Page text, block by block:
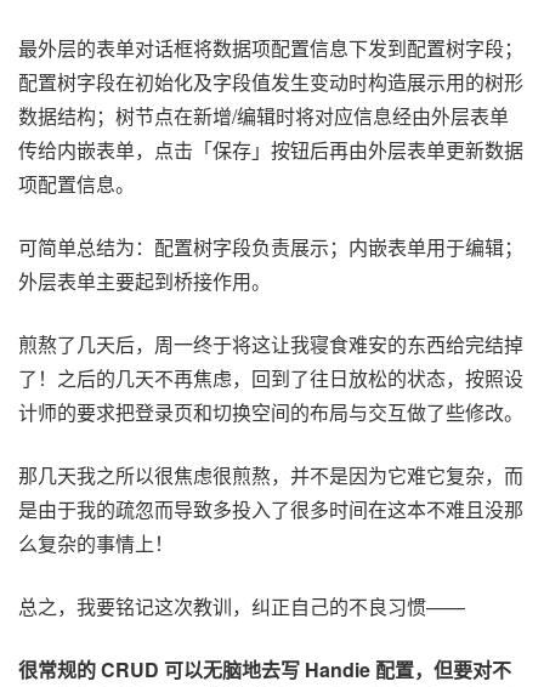
最外层的表单对话框将数据项配置信息下发到配置树字段；
配置树字段在初始化及字段值发生变动时构造展示用的树形
数据结构；树节点在新增/编辑时将对应信息经由外层表单
传给内嵌表单，点击「保存」按钮后再由外层表单更新数据
项配置信息。
可简单总结为：配置树字段负责展示；内嵌表单用于编辑；
外层表单主要起到桥接作用。
煎熬了几天后，周一终于将这让我寝食难安的东西给完结掉
了！之后的几天不再焦虑，回到了往日放松的状态，按照设
计师的要求把登录页和切换空间的布局与交互做了些修改。
那几天我之所以很焦虑很煎熬，并不是因为它难它复杂，而
是由于我的疏忽而导致多投入了很多时间在这本不难且没那
么复杂的事情上！
总之，我要铭记这次教训，纠正自己的不良习惯——
很常规的 CRUD 可以无脑地去写 Handie 配置，但要对不